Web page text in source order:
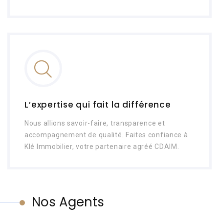
L’expertise qui fait la différence
Nous allions savoir-faire, transparence et
accompagnement de qualité. Faites confiance à
Klé Immobilier, votre partenaire agréé CDAIM.
Nos Agents